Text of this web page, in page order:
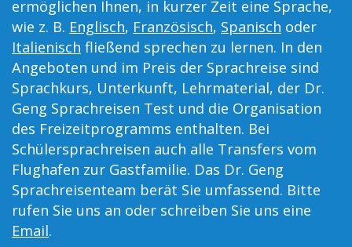
ermöglichen Ihnen, in kurzer Zeit eine Sprache,
wie z. B. Englisch, Französisch, Spanisch oder
Italienisch fließend sprechen zu lernen. In den
Angeboten und im Preis der Sprachreise sind
Sprachkurs, Unterkunft, Lehrmaterial, der Dr.
Geng Sprachreisen Test und die Organisation
des Freizeitprogramms enthalten. Bei
Schülersprachreisen auch alle Transfers vom
Flughafen zur Gastfamilie. Das Dr. Geng
Sprachreisenteam berät Sie umfassend. Bitte
rufen Sie uns an oder schreiben Sie uns eine
Email.